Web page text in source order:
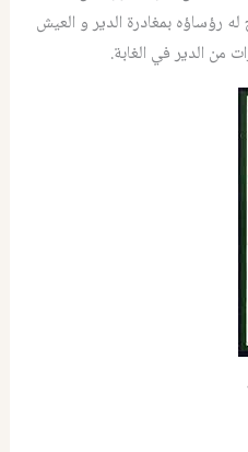
رؤساؤه بمغادرة الدير و العيش
من الدير في الغابة.